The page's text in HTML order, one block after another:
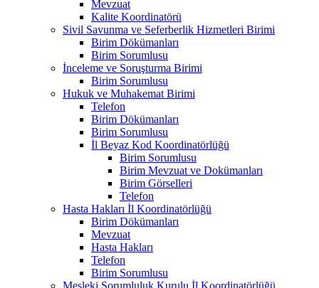
Mevzuat
Kalite Koordinatörü
Sivil Savunma ve Seferberlik Hizmetleri Birimi
Birim Dökümanları
Birim Sorumlusu
İnceleme ve Soruşturma Birimi
Birim Sorumlusu
Hukuk ve Muhakemat Birimi
Telefon
Birim Dökümanları
Birim Sorumlusu
İl Beyaz Kod Koordinatörlüğü
Birim Sorumlusu
Birim Mevzuat ve Dokümanları
Birim Görselleri
Telefon
Hasta Hakları İl Koordinatörlüğü
Birim Dökümanları
Mevzuat
Hasta Hakları
Telefon
Birim Sorumlusu
Mesleki Sorumluluk Kurulu İl Koordinatörlüğü